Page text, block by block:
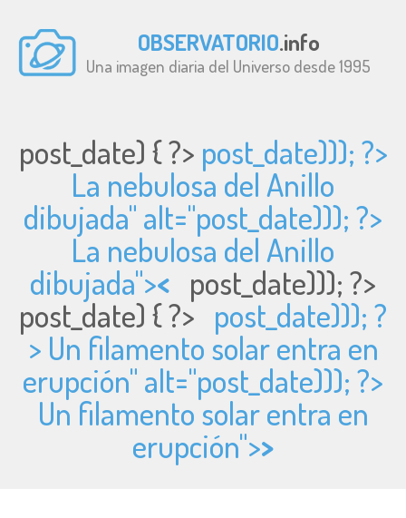
OBSERVATORIO.info
Una imagen diaria del Universo desde 1995
post_date) { ?> post_date))); ?>
La nebulosa del Anillo
dibujada" alt="post_date))); ?>
La nebulosa del Anillo
dibujada">< post_date))); ?>
post_date) { ?> post_date))); ?
> Un filamento solar entra en
erupción" alt="post_date))); ?>
Un filamento solar entra en
erupción">>